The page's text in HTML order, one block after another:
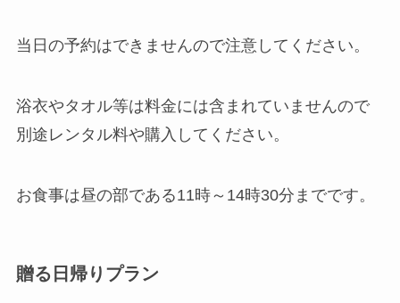
当日の予約はできませんので注意してください。
浴衣やタオル等は料金には含まれていませんので
別途レンタル料や購入してください。
お食事は昼の部である11時～14時30分までです。
贈る日帰りプラン